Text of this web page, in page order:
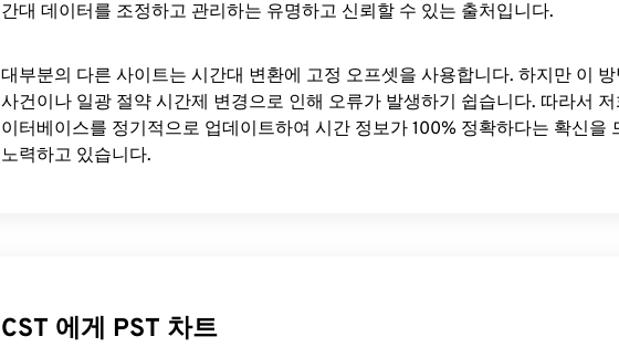
간대 데이터를 조정하고 관리하는 유명하고 신뢰할 수 있는 출처입니다.
대부분의 다른 사이트는 시간대 변환에 ​​고정 오프셋을 사용합니다. 하지만 이
사건이나 일광 절약 시간제 변경으로 인해 오류가 발생하기 쉽습니다. 따라서
이터베이스를 정기적으로 업데이트하여 시간 정보가 100% 정확하다는 확신을
노력하고 있습니다.
CST 에게 PST 차트